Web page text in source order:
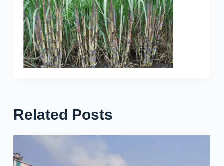
Related Posts